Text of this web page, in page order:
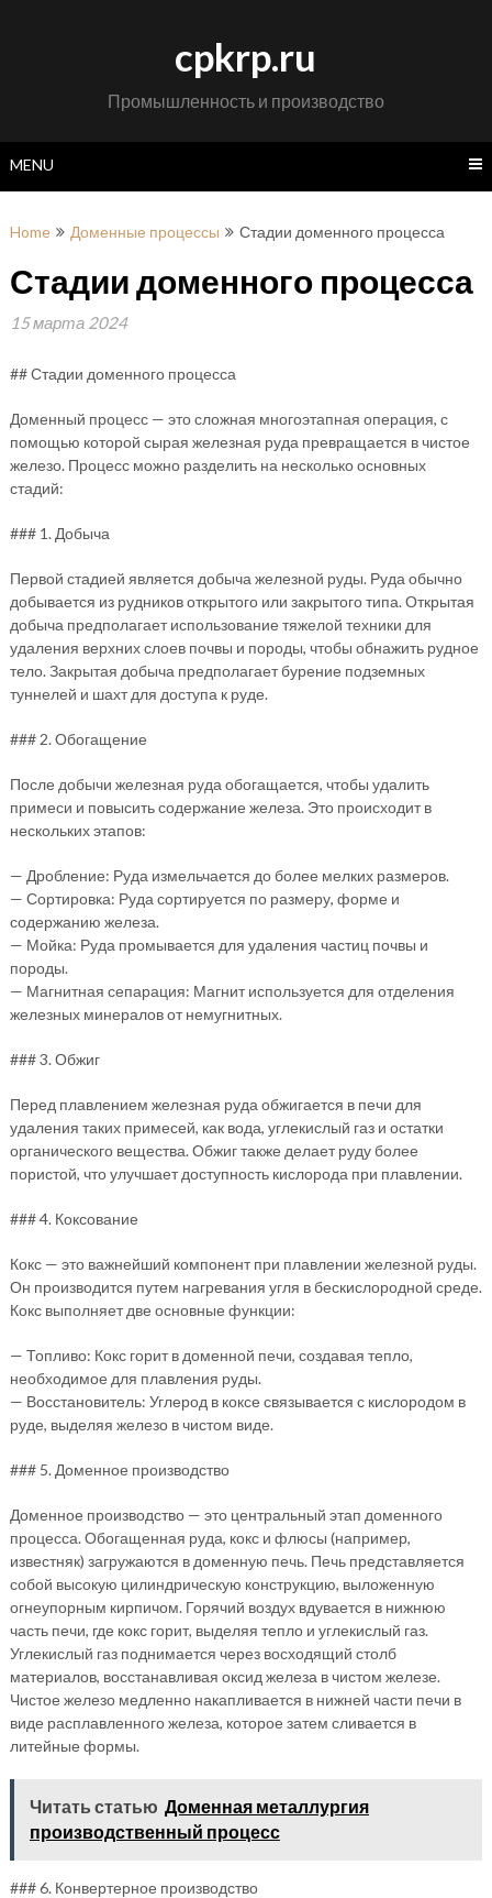
cpkrp.ru
Промышленность и производство
MENU
Home Доменные процессы Стадии доменного процесса
Стадии доменного процесса
15 марта 2024
## Стадии доменного процесса
Доменный процесс — это сложная многоэтапная операция, с
помощью которой сырая железная руда превращается в чистое
железо. Процесс можно разделить на несколько основных
стадий:
### 1. Добыча
Первой стадией является добыча железной руды. Руда обычно
добывается из рудников открытого или закрытого типа. Открытая
добыча предполагает использование тяжелой техники для
удаления верхних слоев почвы и породы, чтобы обнажить рудное
тело. Закрытая добыча предполагает бурение подземных
туннелей и шахт для доступа к руде.
### 2. Обогащение
После добычи железная руда обогащается, чтобы удалить
примеси и повысить содержание железа. Это происходит в
нескольких этапов:
— Дробление: Руда измельчается до более мелких размеров.
— Сортировка: Руда сортируется по размеру, форме и
содержанию железа.
— Мойка: Руда промывается для удаления частиц почвы и
породы.
— Магнитная сепарация: Магнит используется для отделения
железных минералов от немугнитных.
### 3. Обжиг
Перед плавлением железная руда обжигается в печи для
удаления таких примесей, как вода, углекислый газ и остатки
органического вещества. Обжиг также делает руду более
пористой, что улучшает доступность кислорода при плавлении.
### 4. Коксование
Кокс — это важнейший компонент при плавлении железной руды.
Он производится путем нагревания угля в бескислородной среде.
Кокс выполняет две основные функции:
— Топливо: Кокс горит в доменной печи, создавая тепло,
необходимое для плавления руды.
— Восстановитель: Углерод в коксе связывается с кислородом в
руде, выделяя железо в чистом виде.
### 5. Доменное производство
Доменное производство — это центральный этап доменного
процесса. Обогащенная руда, кокс и флюсы (например,
известняк) загружаются в доменную печь. Печь представляется
собой высокую цилиндрическую конструкцию, выложенную
огнеупорным кирпичом. Горячий воздух вдувается в нижнюю
часть печи, где кокс горит, выделяя тепло и углекислый газ.
Углекислый газ поднимается через восходящий столб
материалов, восстанавливая оксид железа в чистом железе.
Чистое железо медленно накапливается в нижней части печи в
виде расплавленного железа, которое затем сливается в
литейные формы.
Читать статью Доменная металлургия
производственный процесс
### 6. Конвертерное производство